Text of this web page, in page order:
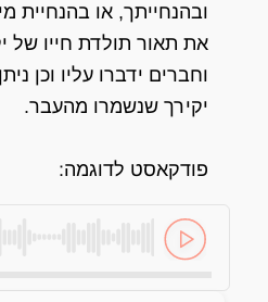
ובהנחייתך, או בהנחיית
את תאור תולדת חייו של
וחברים ידברו עליו וכן
יקירך שנשמרו מהעבר.
פודקאסט לדוגמה: